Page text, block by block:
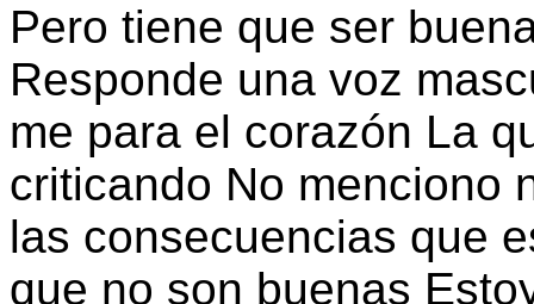
Pero tiene que ser
Responde una voz
me para el corazón La
criticando No menciono
las consecuencias que
que no son buenas